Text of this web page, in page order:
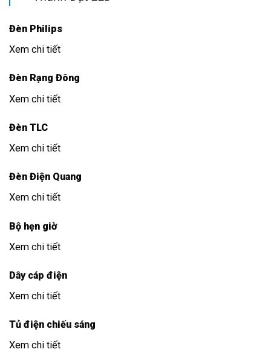
Đèn Philips
Xem chi tiết
Đèn Rạng Đông
Xem chi tiết
Đèn TLC
Xem chi tiết
Đèn Điện Quang
Xem chi tiết
Bộ hẹn giờ
Xem chi tiết
Dây cáp điện
Xem chi tiết
Tủ điện chiếu sáng
Xem chi tiết